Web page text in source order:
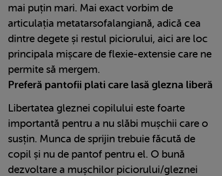
mai puțin mari. Mai exact vorbim de
articulația metatarsofalangiană, adică cea
dintre degete și restul piciorului, aici are loc
principala mișcare de flexie-extensie care ne
permite să mergem.
Preferă pantofii plati care lasă glezna liberă
Libertatea gleznei copilului este foarte
importantă pentru a nu slăbi mușchii care o
susțin. Munca de sprijin trebuie făcută de
copil și nu de pantof pentru el. O bună
dezvoltare a mușchilor piciorului/gleznei